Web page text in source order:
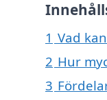
1 Vad
2 Hur
3